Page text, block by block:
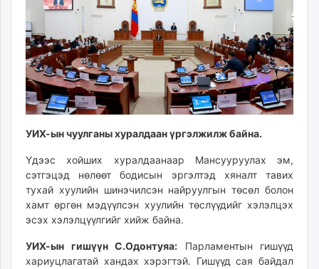
24tsag.mn
shuud.mn
eagle.mn
ergelt.mn
zarig.mn
today.mn
zuv.mn
mminfo.mn
ugluu.mn
urlag.mn
unen.mn
asu.mn
shudarga.mn
shuurhai.mn
unuudur.mn
УИХ-ын чуулганы хуралдаан үргэлжилж байна.
Үдээс хойших хуралдаанаар Мансууруулах эм,
сэтгэцэд нөлөөт бодисын эргэлтэд хяналт тавих
тухай хуулийн шинэчилсэн найруулгын төсөл болон
хамт өргөн мэдүүлсэн хуулийн төслүүдийг хэлэлцэх
эсэх хэлэлцүүлгийг хийж байна.
УИХ-ын гишүүн С.Одонтуяа: Парламентын гишүүд
хариуцлагатай хандах хэрэгтэй. Гишүүд сая байдал